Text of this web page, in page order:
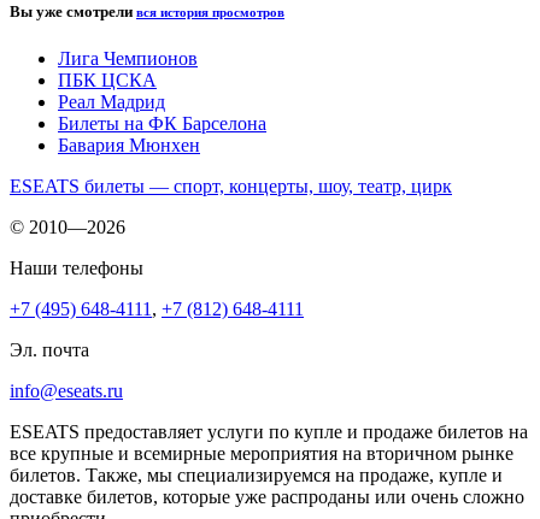
Вы уже смотрели вся история просмотров
Лига Чемпионов
ПБК ЦСКА
Реал Мадрид
Билеты на ФК Барселона
Бавария Мюнхен
ESEATS билеты — спорт, концерты, шоу, театр, цирк
© 2010—2026
Наши телефоны
+7 (495) 648-4111 , +7 (812) 648-4111
Эл. почта
info@eseats.ru
ESEATS предоставляет услуги по купле и продаже билетов на
все крупные и всемирные мероприятия на вторичном рынке
билетов. Также, мы специализируемся на продаже, купле и
доставке билетов, которые уже распроданы или очень сложно